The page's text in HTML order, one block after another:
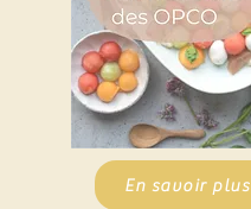
En savoir plus